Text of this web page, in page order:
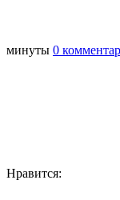
минуты 0
Нравится: